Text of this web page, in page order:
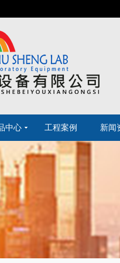
中心 工程案例 新闻